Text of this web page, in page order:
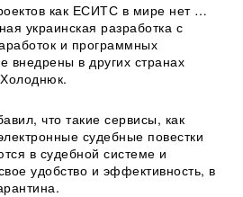
как ЕСИТС в мире нет …
украинская разработка с
и программных
внедрены в других странах
что такие сервисы, как
судебные повестки
в судебной системе и
удобство и эффективность, в